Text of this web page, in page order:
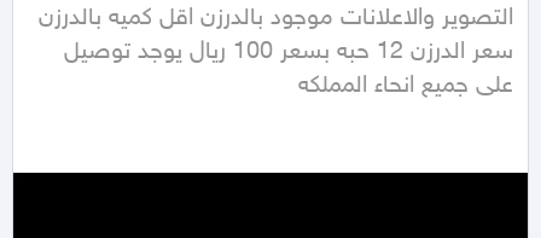
على جميع انحاء المملكه